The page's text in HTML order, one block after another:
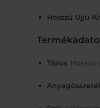
Hosszú Ujjú
Típus: